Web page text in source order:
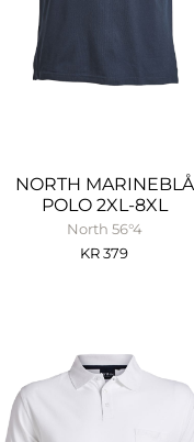
NORTH MARINEBLÅ
POLO 2XL-8XL
North 56°4
KR379